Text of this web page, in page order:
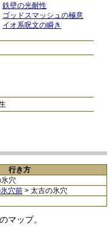
鉄壁の光耐性
ゴッドスマッシュの極意
イオ系呪文の瞬き
行き方
穴
穴前 > 太古の氷穴
マップ。